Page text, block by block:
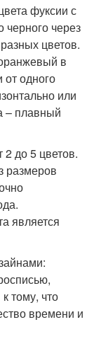
фуксии с
черного через
цветов.
в
от одного
или
– плавный
2 до 5 цветов.
размеров
является
тому, что
времени и